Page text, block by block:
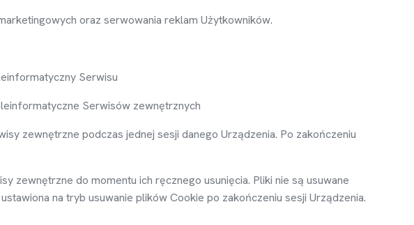
oraz serwowania reklam Użytkowników.
Serwisu
Serwisów zewnętrznych
zewnętrzne podczas jednej sesji danego Urządzenia. Po zakończeniu
zewnętrzne do momentu ich ręcznego usunięcia. Pliki nie są usuwane
na tryb usuwanie plików Cookie po zakończeniu sesji Urządzenia.